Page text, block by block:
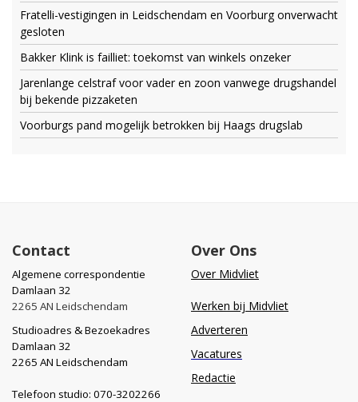
Fratelli-vestigingen in Leidschendam en Voorburg onverwacht
gesloten
Bakker Klink is failliet: toekomst van winkels onzeker
Jarenlange celstraf voor vader en zoon vanwege drugshandel
bij bekende pizzaketen
Voorburgs pand mogelijk betrokken bij Haags drugslab
Contact
Algemene correspondentie
Damlaan 32
2265 AN Leidschendam
Studioadres & Bezoekadres
Damlaan 32
2265 AN Leidschendam
Telefoon studio: 070-3202266
Over Ons
Over Midvliet
Werken bij Midvliet
Adverteren
Vacatures
Redactie